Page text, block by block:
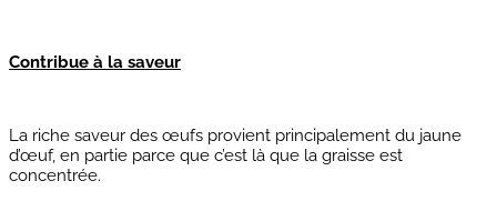
Contribue à la saveur
La riche saveur des œufs provient principalement du jaune
d’œuf, en partie parce que c’est là que la graisse est
concentrée.